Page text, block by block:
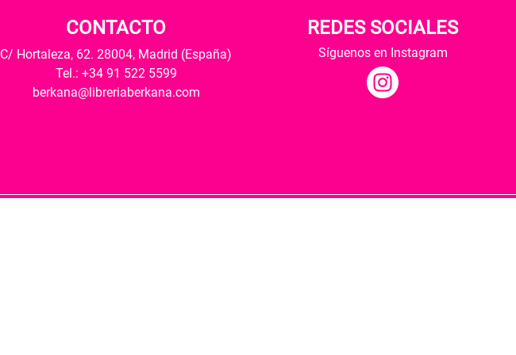
CONTACTO
C/ Hortaleza, 62. 28004, Madrid (España)
Tel.: +34 91 522 5599
berkana@libreriaberkana.com
REDES SOCIALES
Síguenos en Instagram